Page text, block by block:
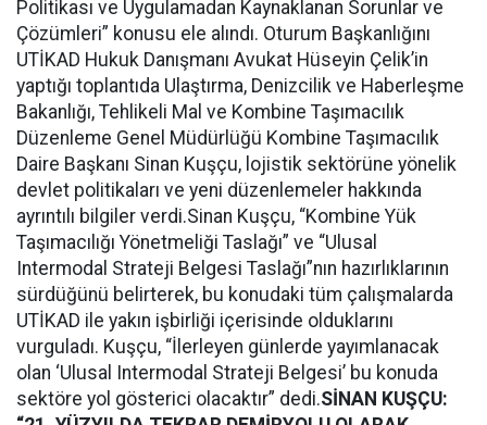
Politikası ve Uygulamadan Kaynaklanan Sorunlar ve
Çözümleri” konusu ele alındı. Oturum Başkanlığını
UTİKAD Hukuk Danışmanı Avukat Hüseyin Çelik’in
yaptığı toplantıda Ulaştırma, Denizcilik ve Haberleşme
Bakanlığı, Tehlikeli Mal ve Kombine Taşımacılık
Düzenleme Genel Müdürlüğü Kombine Taşımacılık
Daire Başkanı Sinan Kuşçu, lojistik sektörüne yönelik
devlet politikaları ve yeni düzenlemeler hakkında
ayrıntılı bilgiler verdi.Sinan Kuşçu, “Kombine Yük
Taşımacılığı Yönetmeliği Taslağı” ve “Ulusal
Intermodal Strateji Belgesi Taslağı”nın hazırlıklarının
sürdüğünü belirterek, bu konudaki tüm çalışmalarda
UTİKAD ile yakın işbirliği içerisinde olduklarını
vurguladı. Kuşçu, “İlerleyen günlerde yayımlanacak
olan ‘Ulusal Intermodal Strateji Belgesi’ bu konuda
sektöre yol gösterici olacaktır” dedi.SİNAN KUŞÇU: